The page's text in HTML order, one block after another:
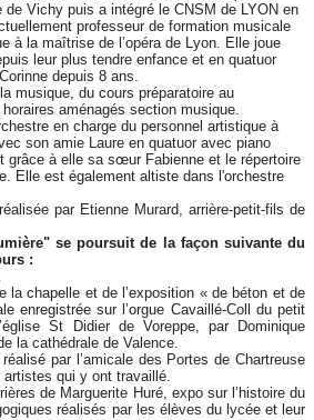
de Vichy puis a intégré le CNSM de LYON en
professeur de formation musicale
à la maîtrise de l’opéra de Lyon. Elle joue
leur plus tendre enfance et en quatuor
depuis 8 ans.
musique, du cours préparatoire au
aménagés section musique.
en charge du personnel artistique à
son amie Laure en quatuor avec piano
grâce à elle sa sœur Fabienne et le répertoire
Elle est également altiste dans l'orchestre
par Etienne Murard, arrière-petit-fils de
se poursuit de la façon suivante du
:
et de l’exposition « de béton et de
enregistrée sur l’orgue Cavaillé-Coll du petit
St Didier de Voreppe, par Dominique
la cathédrale de Valence.
par l’amicale des Portes de Chartreuse
qui y ont travaillé.
de Marguerite Huré, expo sur l’histoire du
réalisés par les élèves du lycée et leur